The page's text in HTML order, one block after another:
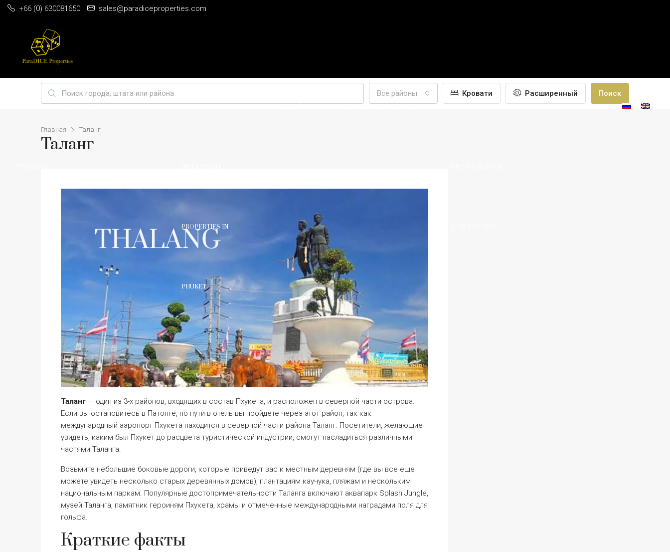
+66 (0) 630081650 sales@paradiceproperties.com
PROPERTIES IN
PHUKET
Все районы Кровати Расширенный Поиск
Главная Таланг
Таланг
Таланг — один из 3-х районов, входящих в состав Пхукета, и расположен в северной части острова.
Если вы остановитесь в Патонге, по пути в отель вы пройдете через этот район, так как
международный аэропорт Пхукета находится в северной части района Таланг. Посетители, желающие
увидеть, каким был Пхукет до расцвета туристической индустрии, смогут насладиться различными
частями Таланга.
Возьмите небольшие боковые дороги, которые приведут вас к местным деревням (где вы все еще
можете увидеть несколько старых деревянных домов), плантациям каучука, пляжам и нескольким
национальным паркам. Популярные достопримечательности Таланга включают аквапарк Splash Jungle,
музей Таланга, памятник героиням Пхукета, храмы и отмеченные международными наградами поля для
гольфа.
Краткие факты